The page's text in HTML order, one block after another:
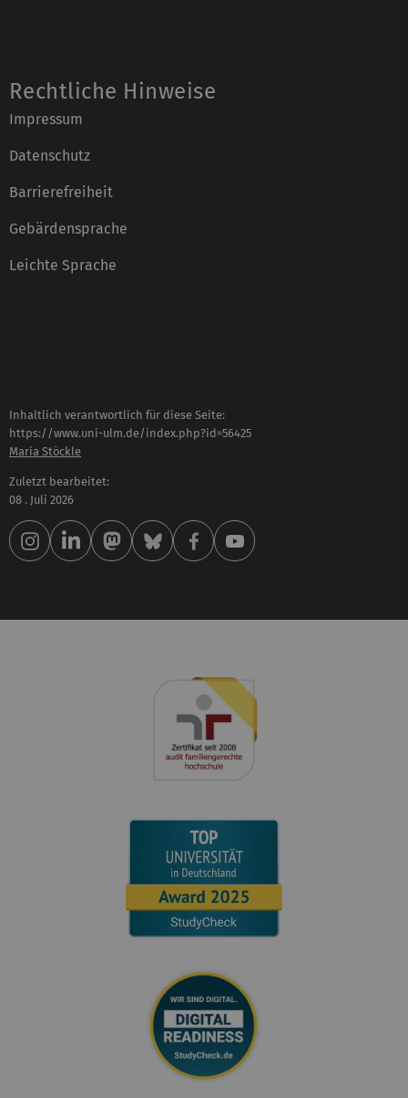
Rechtliche Hinweise
Impressum
Datenschutz
Barrierefreiheit
Gebärdensprache
Leichte Sprache
Inhaltlich verantwortlich für diese Seite:
https://www.uni-ulm.de/index.php?id=56425
Maria Stöckle
Zuletzt bearbeitet:
08 . Juli 2026